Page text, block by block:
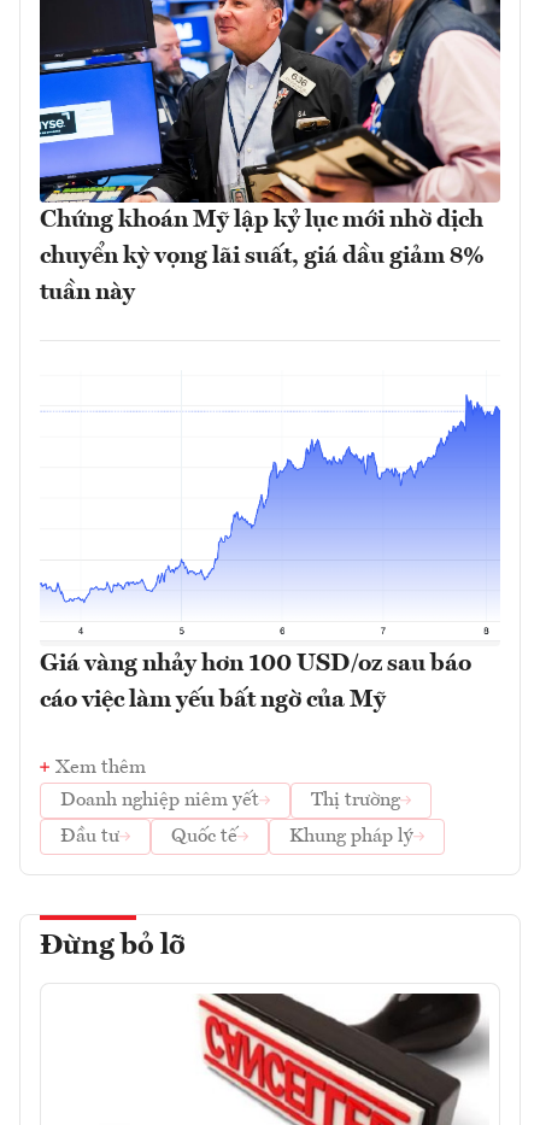
Chứng khoán Mỹ lập kỷ lục mới nhờ dịch
chuyển kỳ vọng lãi suất, giá dầu giảm 8%
tuần này
Giá vàng nhảy hơn 100 USD/oz sau báo
cáo việc làm yếu bất ngờ của Mỹ
Xem thêm
Doanh nghiệp niêm yết
Thị trường
Đầu tư
Quốc tế Khung pháp lý
Đừng bỏ lỡ